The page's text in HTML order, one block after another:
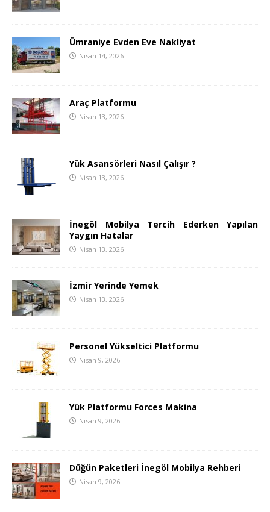
Ümraniye Evden Eve Nakliyat
Nisan 14, 2026
Araç Platformu
Nisan 13, 2026
Yük Asansörleri Nasıl Çalışır ?
Nisan 13, 2026
İnegöl Mobilya Tercih Ederken Yapılan
Yaygın Hatalar
Nisan 13, 2026
İzmir Yerinde Yemek
Nisan 13, 2026
Personel Yükseltici Platformu
Nisan 9, 2026
Yük Platformu Forces Makina
Nisan 9, 2026
Düğün Paketleri İnegöl Mobilya Rehberi
Nisan 9, 2026